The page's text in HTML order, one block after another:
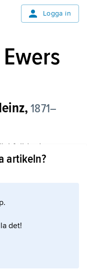
Logga in
1871–
dramer,
inslag av
talet närmade
med
artikeln?
det!